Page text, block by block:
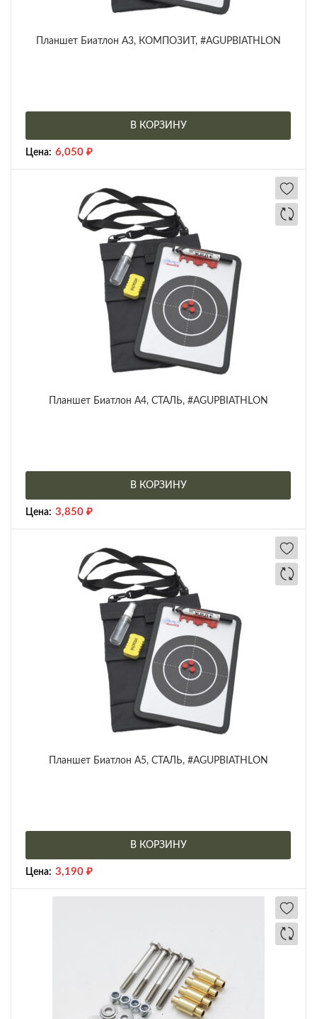
Планшет Биатлон А3, КОМПОЗИТ, #AGUPBIATHLON
В КОРЗИНУ
Цена: 6,050 ₽
Планшет Биатлон А4, СТАЛЬ, #AGUPBIATHLON
В КОРЗИНУ
Цена: 3,850 ₽
Планшет Биатлон А5, СТАЛЬ, #AGUPBIATHLON
В КОРЗИНУ
Цена: 3,190 ₽